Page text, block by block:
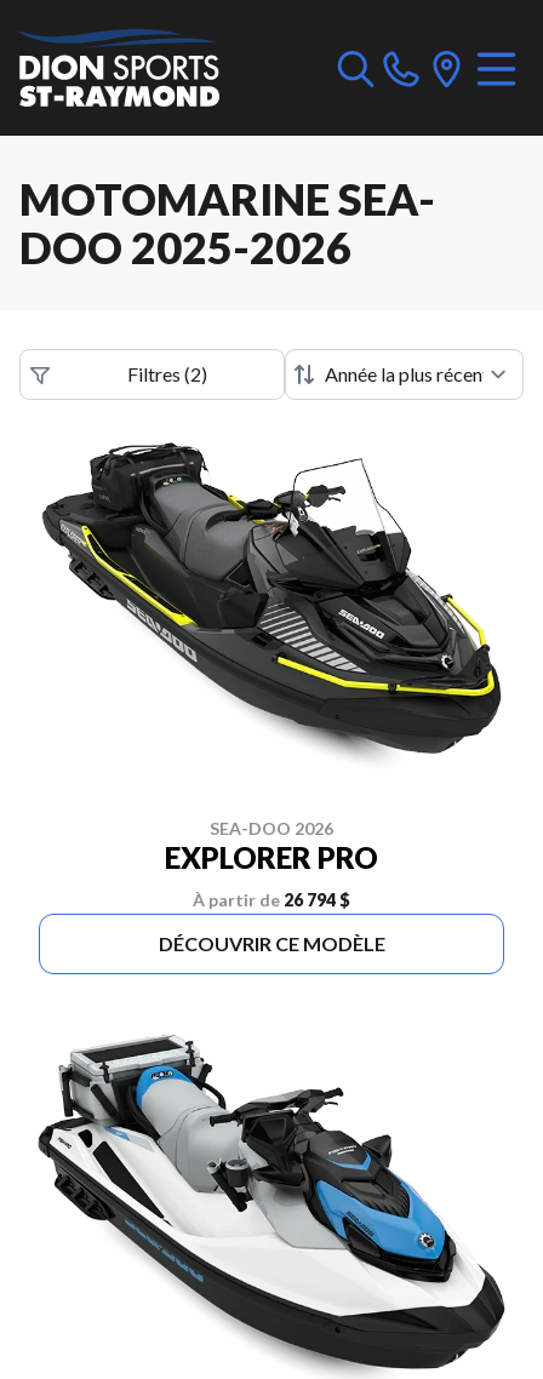
MOTOMARINE SEA-
DOO 2025-2026
Filtres (2)
SEA-DOO 2026
EXPLORER PRO
À partir de 26 794 $
DÉCOUVRIR CE MODÈLE